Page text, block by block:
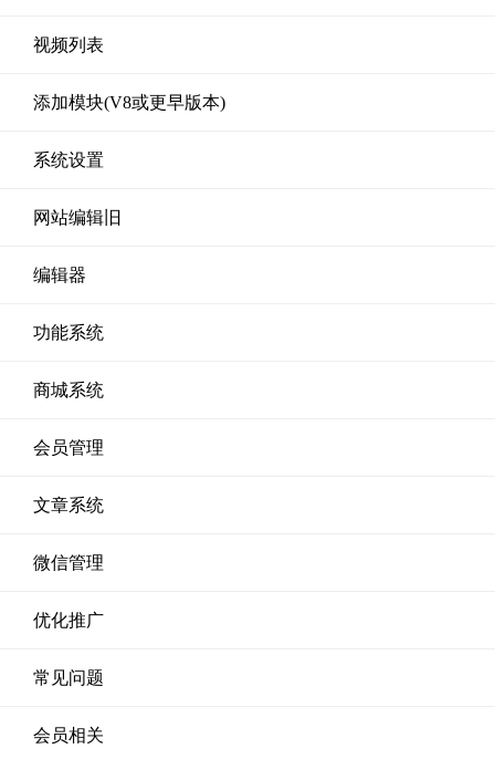
视频列表
添加模块(V8或更早版本)
系统设置
网站编辑旧
编辑器
功能系统
商城系统
会员管理
文章系统
微信管理
优化推广
常见问题
会员相关